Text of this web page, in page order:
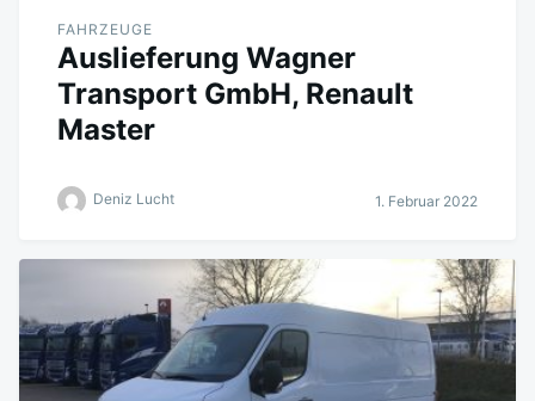
FAHRZEUGE
Auslieferung Wagner
Transport GmbH, Renault
Master
Deniz Lucht 1. Februar 2022